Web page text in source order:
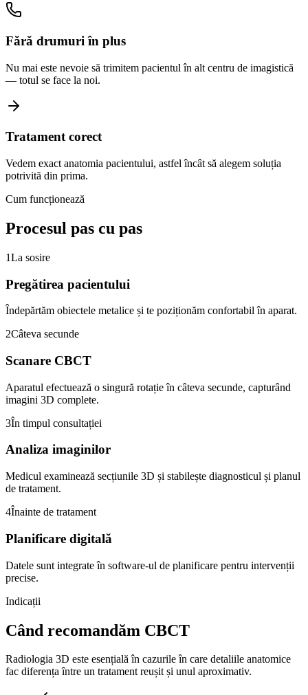
Fără drumuri în plus
Nu mai este nevoie să trimitem pacientul în alt centru de imagistică
— totul se face la noi.
Tratament corect
Vedem exact anatomia pacientului, astfel încât să alegem soluția
potrivită din prima.
Cum funcționează
Procesul pas cu pas
1La sosire
Pregătirea pacientului
Îndepărtăm obiectele metalice și te poziționăm confortabil în aparat.
2Câteva secunde
Scanare CBCT
Aparatul efectuează o singură rotație în câteva secunde, capturând
imagini 3D complete.
3În timpul consultației
Analiza imaginilor
Medicul examinează secțiunile 3D și stabilește diagnosticul și planul
de tratament.
4Înainte de tratament
Planificare digitală
Datele sunt integrate în software-ul de planificare pentru intervenții
precise.
Indicații
Când recomandăm CBCT
Radiologia 3D este esențială în cazurile în care detaliile anatomice
fac diferența între un tratament reușit și unul aproximativ.